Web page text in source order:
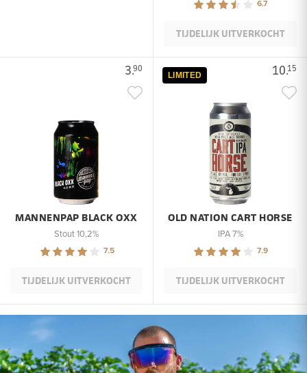
6.7
TIJDELIJK UITVERKOCHT
3.90
MANNENPAP BLACK OXX
Stout 10,2%
7.5
TIJDELIJK UITVERKOCHT
10.15
LIMITED
OLD NATION CART HORSE
IPA 7%
7.9
TIJDELIJK UITVERKOCHT